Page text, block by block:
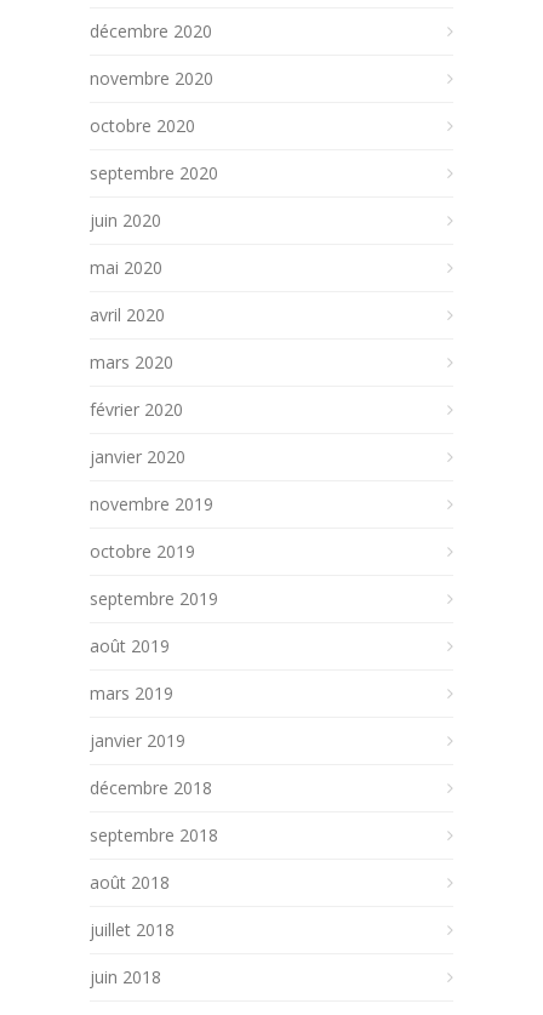
décembre 2020
novembre 2020
octobre 2020
septembre 2020
juin 2020
mai 2020
avril 2020
mars 2020
février 2020
janvier 2020
novembre 2019
octobre 2019
septembre 2019
août 2019
mars 2019
janvier 2019
décembre 2018
septembre 2018
août 2018
juillet 2018
juin 2018